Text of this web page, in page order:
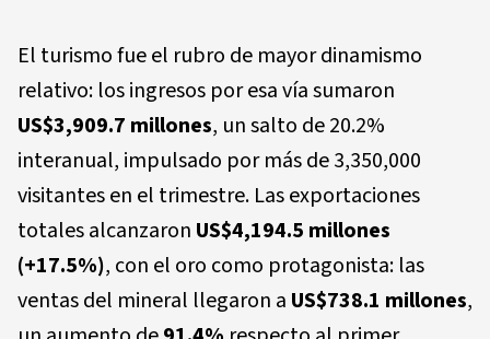
El turismo fue el rubro de mayor dinamismo
relativo: los ingresos por esa vía sumaron
US$3,909.7 millones, un salto de 20.2%
interanual, impulsado por más de 3,350,000
visitantes en el trimestre. Las exportaciones
totales alcanzaron US$4,194.5 millones
(+17.5%), con el oro como protagonista: las
ventas del mineral llegaron a US$738.1 millones,